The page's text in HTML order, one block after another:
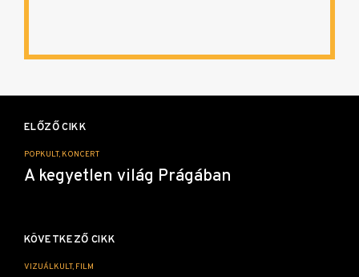
navigáció
ELŐZŐ CIKK
POPKULT, KONCERT
A kegyetlen világ Prágában
KÖVETKEZŐ CIKK
VIZUÁLKULT, FILM